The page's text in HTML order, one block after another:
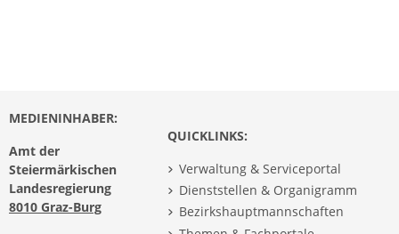
MEDIENINHABER:
Amt der
Steiermärkischen
Landesregierung
8010 Graz-Burg
QUICKLINKS:
Verwaltung & Serviceportal
Dienststellen & Organigramm
Bezirkshauptmannschaften